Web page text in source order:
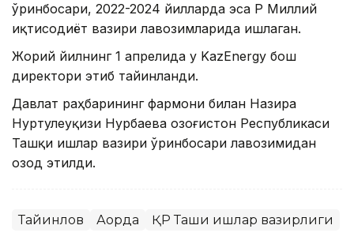
ўринбосари, 2022-2024 йилларда эса ҚР Миллий
иқтисодиёт вазири лавозимларида ишлаган.
Жорий йилнинг 1 апрелида у KazEnergy бош
директори этиб тайинланди.
Давлат раҳбарининг фармони билан Назира
Нуртулеуқизи Нурбаева Қозоғистон Республикаси
Ташқи ишлар вазири ўринбосари лавозимидан
озод этилди.
Тайинлов Ақорда ҚР Ташқи ишлар вазирлиги